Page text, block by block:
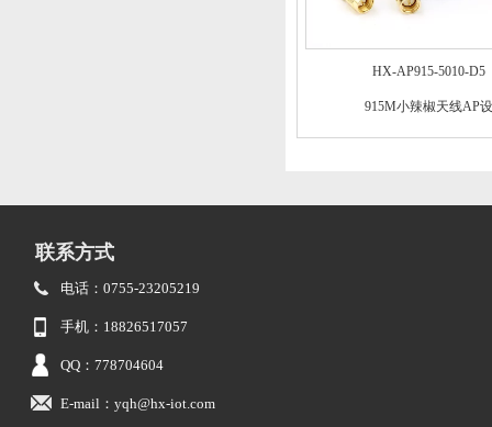
HX-AP915-5010-D5
915M小辣椒天线AP设
联系方式
电话：0755-23205219
手机：18826517057
QQ：778704604
E-mail：yqh@hx-iot.com